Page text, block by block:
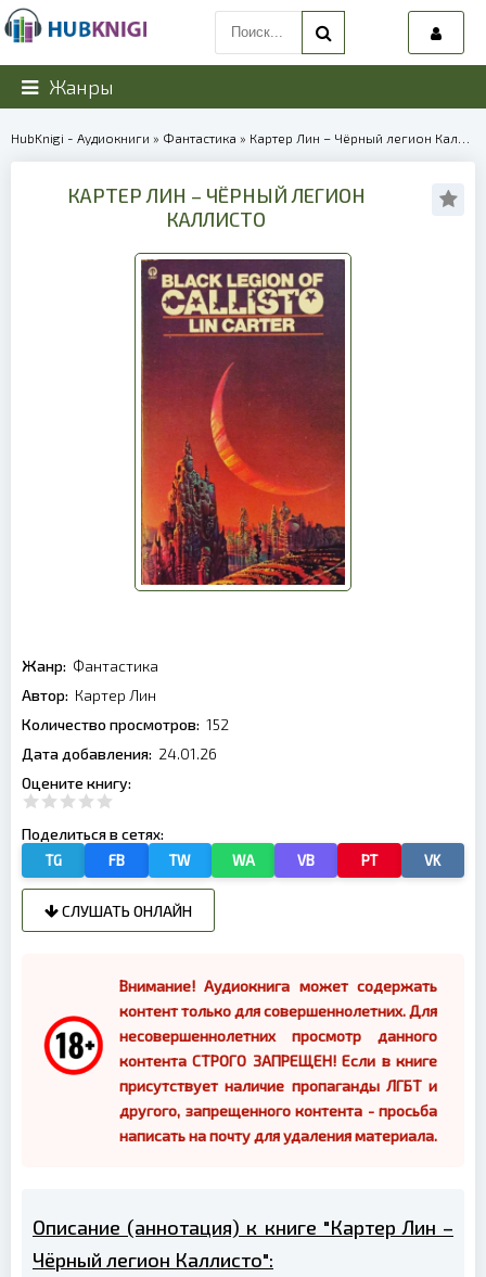
Жанры
HubKnigi - Аудиокниги » Фантастика » Картер Лин – Чёрный легион Каллисто | 39138
КАРТЕР ЛИН – ЧЁРНЫЙ ЛЕГИОН
КАЛЛИСТО
Жанр: Фантастика
Автор: Картер Лин
Количество просмотров: 152
Дата добавления: 24.01.26
Оцените книгу:
Поделиться в сетях:
TG FB TW WA VB PT VK
СЛУШАТЬ ОНЛАЙН
Внимание! Аудиокнига может содержать
контент только для совершеннолетних. Для
несовершеннолетних просмотр данного
контента СТРОГО ЗАПРЕЩЕН! Если в книге
присутствует наличие пропаганды ЛГБТ и
другого, запрещенного контента - просьба
написать на почту для удаления материала.
Описание (аннотация) к книге "Картер Лин –
Чёрный легион Каллисто":